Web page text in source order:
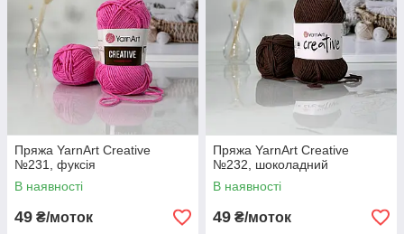
Пряжа YarnArt Creative
№231, фуксія
В наявності
49 ₴/моток
Пряжа YarnArt Creative
№232, шоколадний
В наявності
49 ₴/моток